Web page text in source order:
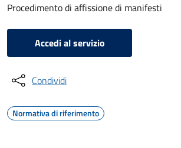
Procedimento di affissione di manifesti
Accedi al servizio
Condividi
Normativa di riferimento